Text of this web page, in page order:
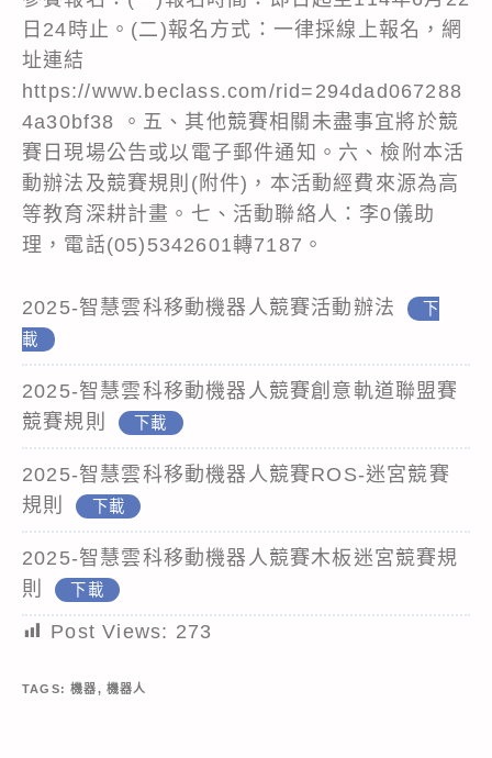
日24時止。(二)報名方式：一律採線上報名，網
址連結
https://www.beclass.com/rid=294dad067288
4a30bf38 。五、其他競賽相關未盡事宜將於競
賽日現場公告或以電子郵件通知。六、檢附本活
動辦法及競賽規則(附件)，本活動經費來源為高
等教育深耕計畫。七、活動聯絡人：李0儀助
理，電話(05)5342601轉7187。
2025-智慧雲科移動機器人競賽活動辦法
下
載
2025-智慧雲科移動機器人競賽創意軌道聯盟賽
競賽規則
下載
2025-智慧雲科移動機器人競賽ROS-迷宮競賽
規則
下載
2025-智慧雲科移動機器人競賽木板迷宮競賽規
則
下載
Post Views: 273
TAGS:機器, 機器人